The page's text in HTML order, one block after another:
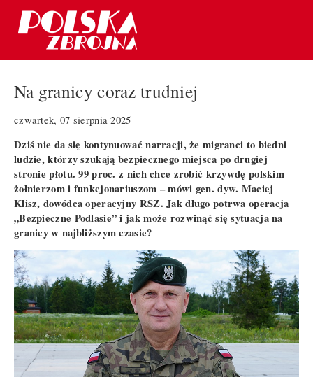
Na granicy coraz trudniej
czwartek, 07 sierpnia 2025
Dziś nie da się kontynuować narracji, że migranci to biedni
ludzie, którzy szukają bezpiecznego miejsca po drugiej
stronie płotu. 99 proc. z nich chce zrobić krzywdę polskim
żołnierzom i funkcjonariuszom – mówi gen. dyw. Maciej
Klisz, dowódca operacyjny RSZ. Jak długo potrwa operacja
„Bezpieczne Podlasie” i jak może rozwinąć się sytuacja na
granicy w najbliższym czasie?